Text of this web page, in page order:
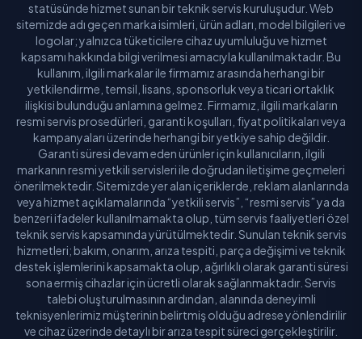
statüsünde hizmet sunan bir teknik servis kuruluşudur. Web
sitemizde adı geçen marka isimleri, ürün adları, model bilgileri ve
logolar; yalnızca tüketicilere cihaz uyumluluğu ve hizmet
kapsamı hakkında bilgi verilmesi amacıyla kullanılmaktadır. Bu
kullanım, ilgili markalar ile firmamız arasında herhangi bir
yetkilendirme, temsil, lisans, sponsorluk veya ticari ortaklık
ilişkisi bulunduğu anlamına gelmez. Firmamız, ilgili markaların
resmi servis prosedürleri, garanti koşulları, fiyat politikaları veya
kampanyaları üzerinde herhangi bir yetkiye sahip değildir.
Garanti süresi devam eden ürünler için kullanıcıların, ilgili
markanın resmi yetkili servisleri ile doğrudan iletişime geçmeleri
önerilmektedir. Sitemizde yer alan içeriklerde, reklam alanlarında
veya hizmet açıklamalarında “yetkili servis”, “resmi servis” ya da
benzeri ifadeler kullanılmamakta olup, tüm servis faaliyetleri özel
teknik servis kapsamında yürütülmektedir. Sunulan teknik servis
hizmetleri; bakım, onarım, arıza tespiti, parça değişimi ve teknik
destek işlemlerini kapsamakta olup, ağırlıklı olarak garanti süresi
sona ermiş cihazlar için ücretli olarak sağlanmaktadır. Servis
talebi oluşturulmasının ardından, alanında deneyimli
teknisyenlerimiz müşterinin belirtmiş olduğu adrese yönlendirilir
ve cihaz üzerinde detaylı bir arıza tespit süreci gerçekleştirilir.